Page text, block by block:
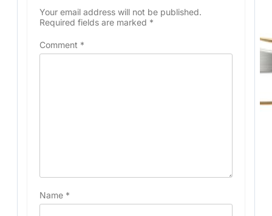
Your email address will not be published.
Required fields are marked *
Comment *
Name *